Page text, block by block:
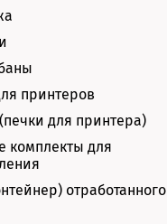
принтеров
для принтера)
комплекты для
отработанного